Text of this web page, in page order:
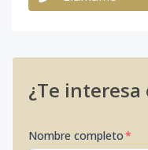
¿Te
Nombre completo*